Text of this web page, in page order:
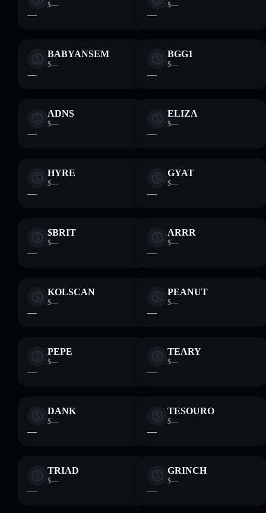
$—
—
$—
—
BABYANSEM
$—
—
BGG1
$—
—
ADNS
$—
—
ELIZA
$—
—
HYRE
$—
—
GYAT
$—
—
$BRIT
$—
—
ARRR
$—
—
KOLSCAN
$—
—
PEANUT
$—
—
PEPE
$—
—
TEARY
$—
—
DANK
$—
—
TESOURO
$—
—
TRIAD
$—
—
GRINCH
$—
—